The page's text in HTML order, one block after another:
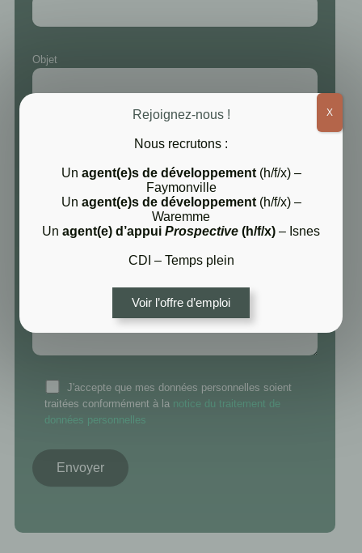
Objet
J'accepte que mes données personnelles soient
traitées conformément à la notice du traitement de
données personnelles
Rejoignez-nous !
Nous recrutons :
Un agent(e)s de développement(h/f/x) –
Faymonville
Un agent(e)s de développement(h/f/x) –
Waremme
Un agent(e) d’appui Prospective (h/f/x) – Isnes
CDI – Temps plein
Voir l’offre d’emploi
X